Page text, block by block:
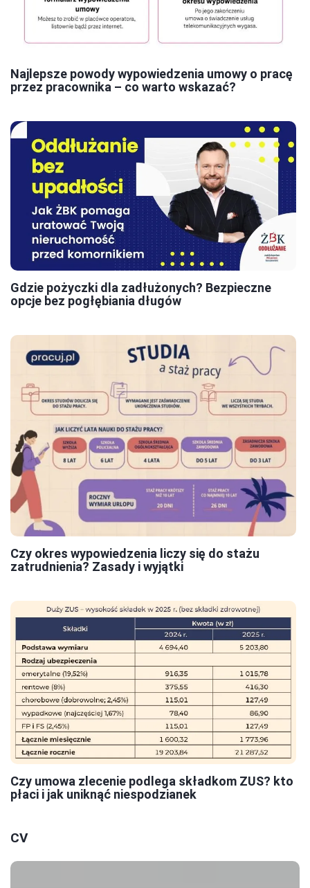
Najlepsze powody wypowiedzenia umowy o pracę
przez pracownika – co warto wskazać?
Gdzie pożyczki dla zadłużonych? Bezpieczne
opcje bez pogłębiania długów
Czy okres wypowiedzenia liczy się do stażu
zatrudnienia? Zasady i wyjątki
Czy umowa zlecenie podlega składkom ZUS? kto
płaci i jak uniknąć niespodzianek
CV